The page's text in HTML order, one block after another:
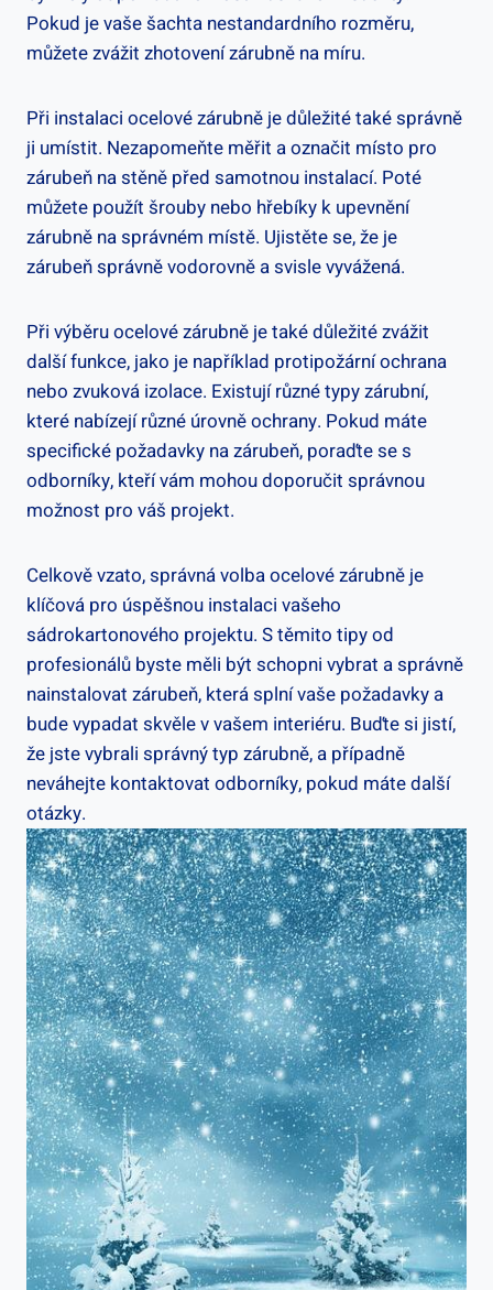
Pokud je vaše šachta nestandardního rozměru,
můžete zvážit zhotovení zárubně na míru.
Při instalaci ocelové zárubně je důležité také správně
ji umístit. Nezapomeňte měřit a označit místo pro
zárubeň na stěně před samotnou instalací. Poté
můžete použít šrouby nebo hřebíky k upevnění
zárubně na správném místě. Ujistěte se, že je
zárubeň správně vodorovně a svisle vyvážená.
Při výběru ocelové zárubně je také důležité zvážit
další funkce, jako je například protipožární ochrana
nebo zvuková izolace. Existují různé typy zárubní,
které nabízejí různé úrovně ochrany. Pokud máte
specifické požadavky na zárubeň, poraďte se s
odborníky, kteří vám mohou doporučit správnou
možnost pro váš projekt.
Celkově vzato, správná volba ocelové zárubně je
klíčová pro úspěšnou instalaci vašeho
sádrokartonového projektu. S těmito tipy od
profesionálů byste měli být schopni vybrat a správně
nainstalovat zárubeň, která splní vaše požadavky a
bude vypadat skvěle v vašem interiéru. Buďte si jistí,
že jste vybrali správný typ zárubně, a případně
neváhejte kontaktovat odborníky, pokud máte další
otázky.